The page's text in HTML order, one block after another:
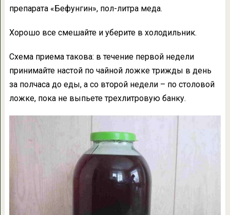
препарата «Бефунгин», пол-литра меда.
Хорошо все смешайте и уберите в холодильник.
Схема приема такова: в течение первой недели
принимайте настой по чайной ложке трижды в день
за полчаса до еды, а со второй недели – по столовой
ложке, пока не выпьете трехлитровую банку.